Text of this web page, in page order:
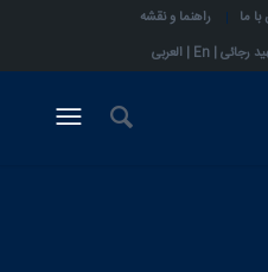
ما
راهنما و نقشه
رجائی |En
|العربی